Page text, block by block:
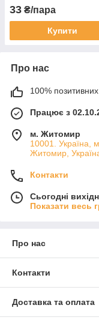
33 ₴/пара
Купити
Про нас
100% позитивних
Працює з
м. Житомир
10001. Україна,
Житомир,
Контакти
Сьогодні
Показати весь
Про нас
Контакти
Доставка та оплата